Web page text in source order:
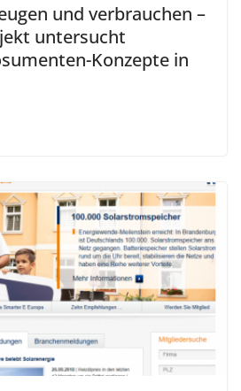
und verbrauchen –
untersucht
Konzepte in